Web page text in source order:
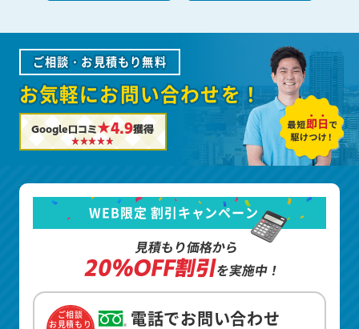
ご相談・お見積もり無料
お気軽にお問い合わせを！
Google口コミ★4.9獲得
WEB限定 割引キャンペーン
見積もり価格から
20%OFF割引を実施中！
ご相談
お見積もり
電話でお問い合わせ